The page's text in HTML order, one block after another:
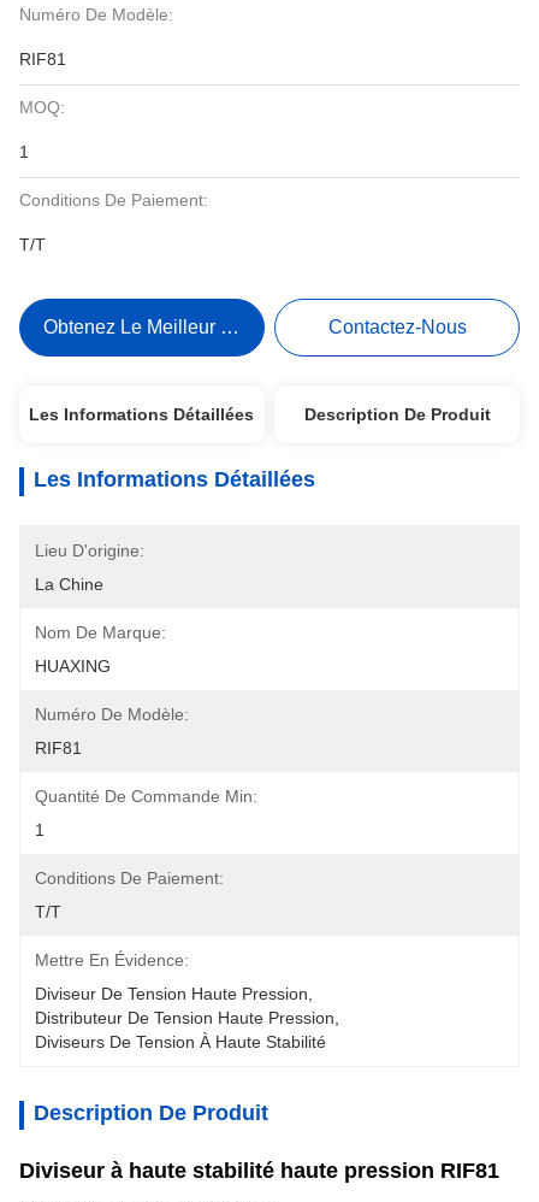
Numéro De Modèle:
RIF81
MOQ:
1
Conditions De Paiement:
T/T
Obtenez Le Meilleur Prix Contactez-Nous
Les Informations Détaillées Description De Produit
Les Informations Détaillées
Lieu D'origine:
La Chine
Nom De Marque:
HUAXING
Numéro De Modèle:
RIF81
Quantité De Commande Min:
1
Conditions De Paiement:
T/T
Mettre En Évidence:
Diviseur De Tension Haute Pression
Distributeur De Tension Haute Pression
Diviseurs De Tension À Haute Stabilité
Description De Produit
Diviseur à haute stabilité haute pression RIF81